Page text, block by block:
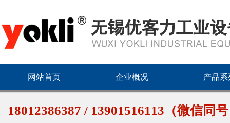
网站首页 企业概况 产品系
18012386387 / 13901516113（微信同